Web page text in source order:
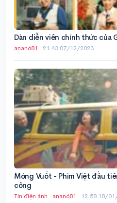
Dàn diễn viên chính thức của
anan681 · 21:43 07/12/2023
Móng Vuốt - Phim Việt đầu
công
Tin điện ảnh · anan681 · 12:58 18/